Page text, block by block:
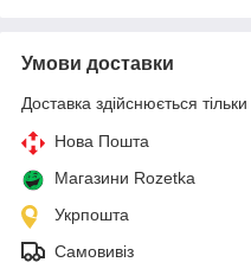
Умови доставки
Доставка здійснюється
Нова Пошта
Магазини Rozetka
Укрпошта
Самовивіз